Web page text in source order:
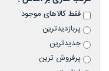
فقط کالاهای موجود
پربازدیدترین
جدیدترین
پرفروش ترین